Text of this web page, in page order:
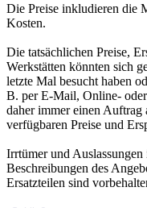
Die Preise inkludieren die
Kosten.
Die tatsächlichen Preise,
Werkstätten könnten sich
letzte Mal besucht haben
B. per E-Mail, Online-
daher immer einen Auftrag
verfügbaren Preise und
Irrtümer und
Beschreibungen des
Ersatzteilen sind